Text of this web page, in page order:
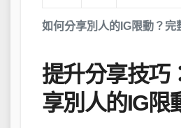
如何分享別人的IG限動？完
提升分享技巧
享別人的IG限